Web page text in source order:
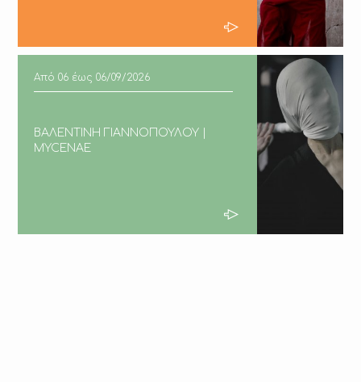
Από06 έως06/09/2026
ΒΑΛΕΝΤΙΝΗ ΓΙΑΝΝΟΠΟΥΛΟΥ |
MYCENAE